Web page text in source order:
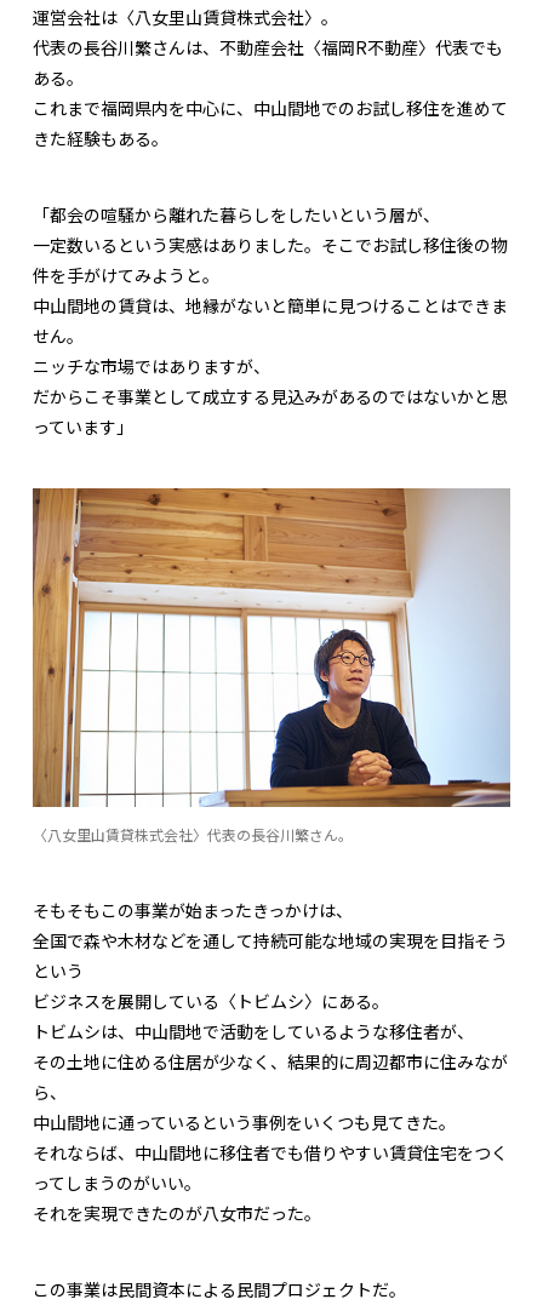
運営会社は〈八女里山賃貸株式会社〉。
代表の長谷川繁さんは、不動産会社〈福岡R不動産〉代表でも
ある。
これまで福岡県内を中心に、中山間地でのお試し移住を進めて
きた経験もある。
「都会の喧騒から離れた暮らしをしたいという層が、
一定数いるという実感はありました。そこでお試し移住後の物
件を手がけてみようと。
中山間地の賃貸は、地縁がないと簡単に見つけることはできま
せん。
ニッチな市場ではありますが、
だからこそ事業として成立する見込みがあるのではないかと思
っています」
〈八女里山賃貸株式会社〉代表の長谷川繁さん。
そもそもこの事業が始まったきっかけは、
全国で森や木材などを通して持続可能な地域の実現を目指そう
という
ビジネスを展開している〈トビムシ〉にある。
トビムシは、中山間地で活動をしているような移住者が、
その土地に住める住居が少なく、結果的に周辺都市に住みなが
ら、
中山間地に通っているという事例をいくつも見てきた。
それならば、中山間地に移住者でも借りやすい賃貸住宅をつく
ってしまうのがいい。
それを実現できたのが八女市だった。
この事業は民間資本による民間プロジェクトだ。